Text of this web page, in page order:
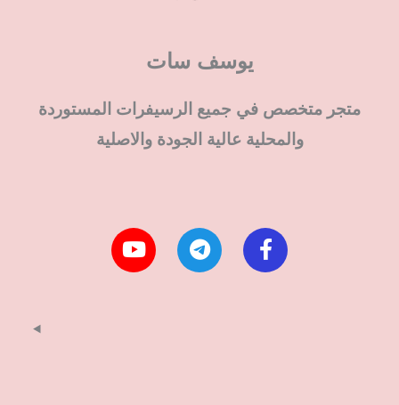
يوسف سات
متجر متخصص في جميع الرسيفرات المستوردة
والمحلية عالية الجودة والاصلية